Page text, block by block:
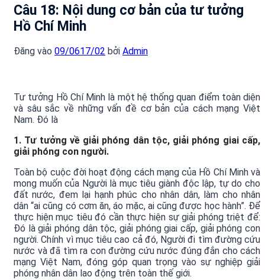
Câu 18: Nội dung cơ bản của tư tưởng
Hồ Chí Minh
Đăng vào 09/0617/02 bởi Admin
Tư tưởng Hồ Chí Minh là một hệ thống quan điểm toàn diện
và sâu sắc về những vấn đề cơ bản của cách mạng Việt
Nam. Đó là
1. Tư tưởng về giải phóng dân tộc, giải phóng giai cấp,
giải phóng con người.
Toàn bộ cuộc đời hoạt động cách mạng của Hồ Chí Minh và
mong muốn của Người là mục tiêu giành độc lập, tự do cho
đất nước, đem lại hạnh phúc cho nhân dân, làm cho nhân
dân “ai cũng có cơm ăn, áo mặc, ai cũng được học hành”. Để
thực hiện mục tiêu đó cần thực hiện sự giải phóng triệt để:
Đó là giải phóng dân tộc, giải phóng giai cấp, giải phóng con
người. Chính vì mục tiêu cao cả đó, Người đi tìm đường cứu
nước và đã tìm ra con đường cứu nước đúng đắn cho cách
mạng Việt Nam, đóng góp quan trọng vào sự nghiệp giải
phóng nhân dân lao động trên toàn thế giới.